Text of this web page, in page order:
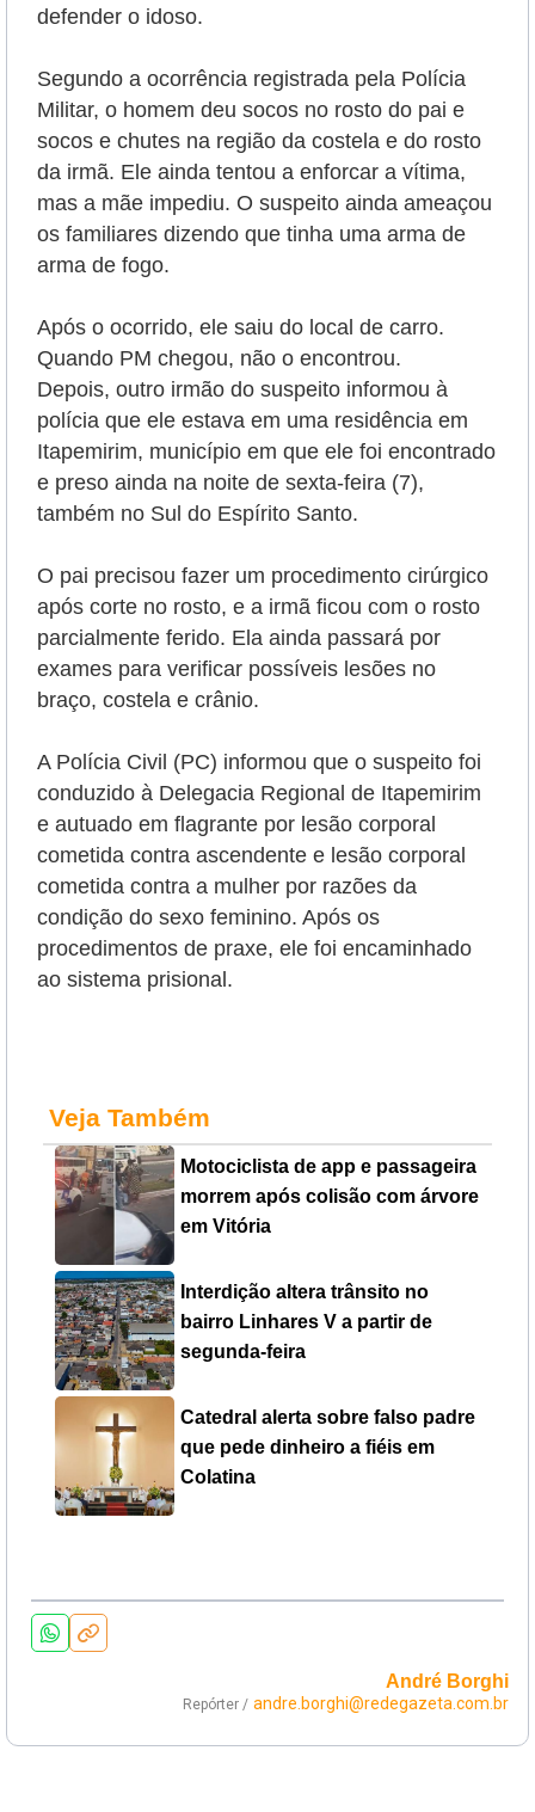
defender o idoso.
Segundo a ocorrência registrada pela Polícia
Militar, o homem deu socos no rosto do pai e
socos e chutes na região da costela e do rosto
da irmã. Ele ainda tentou a enforcar a vítima,
mas a mãe impediu. O suspeito ainda ameaçou
os familiares dizendo que tinha uma arma de
arma de fogo.
Após o ocorrido, ele saiu do local de carro.
Quando PM chegou, não o encontrou.
Depois, outro irmão do suspeito informou à
polícia que ele estava em uma residência em
Itapemirim, município em que ele foi encontrado
e preso ainda na noite de sexta-feira (7),
também no Sul do Espírito Santo.
O pai precisou fazer um procedimento cirúrgico
após corte no rosto, e a irmã ficou com o rosto
parcialmente ferido. Ela ainda passará por
exames para verificar possíveis lesões no
braço, costela e crânio.
A Polícia Civil (PC) informou que o suspeito foi
conduzido à Delegacia Regional de Itapemirim
e autuado em flagrante por lesão corporal
cometida contra ascendente e lesão corporal
cometida contra a mulher por razões da
condição do sexo feminino. Após os
procedimentos de praxe, ele foi encaminhado
ao sistema prisional.
Veja Também
Motociclista de app e passageira
morrem após colisão com árvore
em Vitória
Interdição altera trânsito no
bairro Linhares V a partir de
segunda-feira
Catedral alerta sobre falso padre
que pede dinheiro a fiéis em
Colatina
André Borghi
Repórter / andre.borghi@redegazeta.com.br